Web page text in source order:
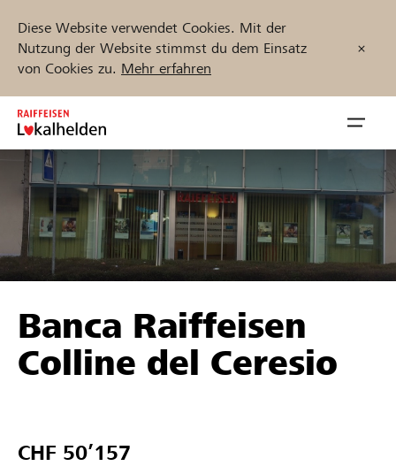
Diese Website verwendet Cookies. Mit der
Nutzung der Website stimmst du dem Einsatz
von Cookies zu. Mehr erfahren
Zum
Inhalt
springen
öffnen
Unterstützen
Hilfe & Support
Projekte und Organisationen finden
Jetzt starten
Banca Raiffeisen
Colline del Ceresio
CHF 50’157